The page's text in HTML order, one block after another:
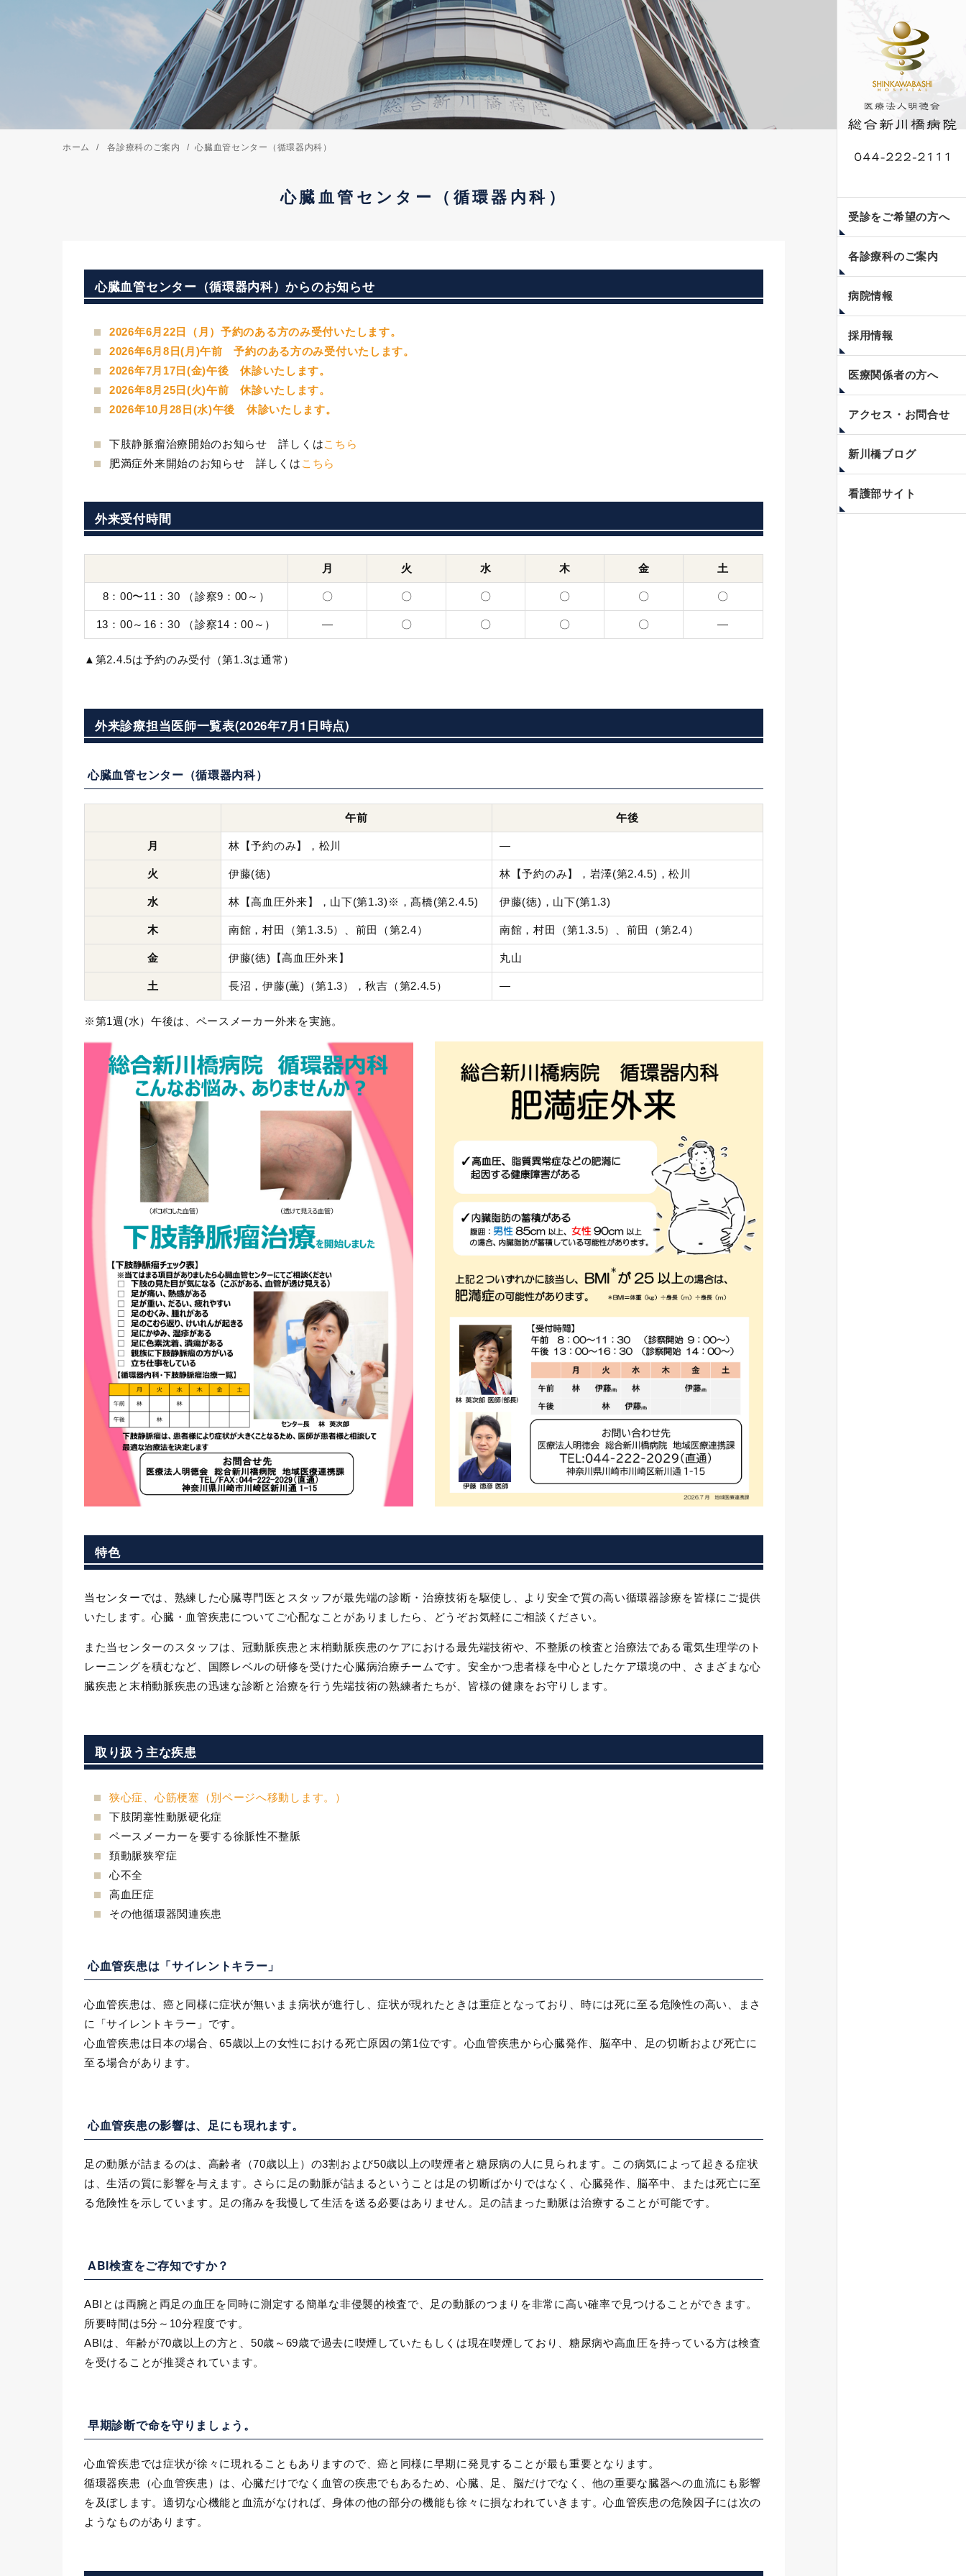
受診をご希望の方へ
各診療科のご案内
病院情報
めて〜
採用情報
医療関係者の方へ
アクセス・お問合せ
新川橋ブログ
看護部サイト
ホーム 各診療科のご案内 心臓血管センター（循環器内科）
心臓血管センター（循環器内科）
心臓血管センター（循環器内科）からのお知らせ
2026年6月22日（月）予約のある方のみ受付いたします。
2026年6月8日(月)午前 予約のある方のみ受付いたします。
2026年7月17日(金)午後 休診いたします。
2026年8月25日(火)午前 休診いたします。
2026年10月28日(水)午後 休診いたします。
下肢静脈瘤治療開始のお知らせ 詳しくはこちら
肥満症外来開始のお知らせ 詳しくは こちら
外来受付時間
月 火 水 木 金 土
8：00〜11：30 （診察9：00～） 〇 〇 〇 〇 〇 〇
13：00～16：30 （診察14：00～） ― 〇 〇 〇 〇 ―
▲第2.4.5は予約のみ受付（第1.3は通常）
外来診療担当医師一覧表(2026年7月1日時点)
心臓血管センター（循環器内科）
午前 午後
月 林【予約のみ】，松川 ―
火 伊藤(徳) 林【予約のみ】，岩澤(第2.4.5)，松川
水 林【高血圧外来】，山下(第1.3)※，髙橋(第2.4.5) 伊藤(徳)，山下(第1.3)
木 南館，村田（第1.3.5）、前田（第2.4） 南館，村田（第1.3.5）、前田（第2.4）
金 伊藤(徳)【高血圧外来】 丸山
土 長沼，伊藤(薫)（第1.3），秋吉（第2.4.5） ―
※第1週(水）午後は、ペースメーカー外来を実施。
特色
当センターでは、熟練した心臓専門医とスタッフが最先端の診断・治療技術を駆使し、より安全で質の高い循環器診療を皆様にご提供
いたします。心臓・血管疾患についてご心配なことがありましたら、どうぞお気軽にご相談ください。
また当センターのスタッフは、冠動脈疾患と末梢動脈疾患のケアにおける最先端技術や、不整脈の検査と治療法である電気生理学のト
レーニングを積むなど、国際レベルの研修を受けた心臓病治療チームです。安全かつ患者様を中心としたケア環境の中、さまざまな心
臓疾患と末梢動脈疾患の迅速な診断と治療を行う先端技術の熟練者たちが、皆様の健康をお守りします。
取り扱う主な疾患
狭心症、心筋梗塞（別ページへ移動します。）
下肢閉塞性動脈硬化症
ペースメーカーを要する徐脈性不整脈
頚動脈狭窄症
心不全
高血圧症
その他循環器関連疾患
心血管疾患は「サイレントキラー」
心血管疾患は、癌と同様に症状が無いまま病状が進行し、症状が現れたときは重症となっており、時には死に至る危険性の高い、まさ
に「サイレントキラー」です。
心血管疾患は日本の場合、65歳以上の女性における死亡原因の第1位です。心血管疾患から心臓発作、脳卒中、足の切断および死亡に
至る場合があります。
心血管疾患の影響は、足にも現れます。
足の動脈が詰まるのは、高齢者（70歳以上）の3割および50歳以上の喫煙者と糖尿病の人に見られます。この病気によって起きる症状
は、生活の質に影響を与えます。さらに足の動脈が詰まるということは足の切断ばかりではなく、心臓発作、脳卒中、または死亡に至
る危険性を示しています。足の痛みを我慢して生活を送る必要はありません。足の詰まった動脈は治療することが可能です。
ABI検査をご存知ですか？
ABIとは両腕と両足の血圧を同時に測定する簡単な非侵襲的検査で、足の動脈のつまりを非常に高い確率で見つけることができます。
所要時間は5分～10分程度です。
ABIは、年齢が70歳以上の方と、50歳～69歳で過去に喫煙していたもしくは現在喫煙しており、糖尿病や高血圧を持っている方は検査
を受けることが推奨されています。
早期診断で命を守りましょう。
心血管疾患では症状が徐々に現れることもありますので、癌と同様に早期に発見することが最も重要となります。
循環器疾患（心血管疾患）は、心臓だけでなく血管の疾患でもあるため、心臓、足、脳だけでなく、他の重要な臓器への血流にも影響
を及ぼします。適切な心機能と血流がなければ、身体の他の部分の機能も徐々に損なわれていきます。心血管疾患の危険因子には次の
ようなものがあります。